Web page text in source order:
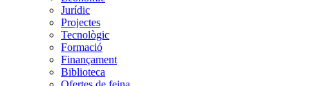
Jurídic
Projectes
Tecnològic
Formació
Finançament
Biblioteca